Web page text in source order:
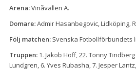
Arena:Vinåvallen A.
Domare:Admir Hasanbegovic, Lidköping,
Följ matchen: Svenska Fotbollförbundets
Truppen:1. Jakob Hoff, 22. Tonny
Lundgren, 6. Yves Rubasha, 7. Jesper